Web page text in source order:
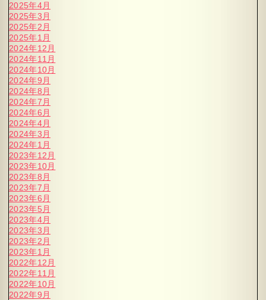
2025年4月
2025年3月
2025年2月
2025年1月
2024年12月
2024年11月
2024年10月
2024年9月
2024年8月
2024年7月
2024年6月
2024年4月
2024年3月
2024年1月
2023年12月
2023年10月
2023年8月
2023年7月
2023年6月
2023年5月
2023年4月
2023年3月
2023年2月
2023年1月
2022年12月
2022年11月
2022年10月
2022年9月